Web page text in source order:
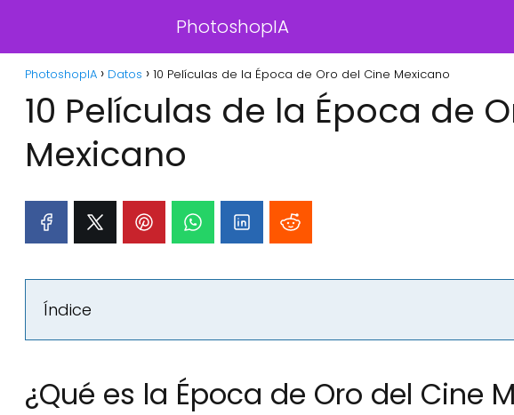
PhotoshopIA
PhotoshopIA Datos 10 Películas de la Época de Oro del Cine Mexicano
10 Películas de la Época de
Mexicano
Índice
¿Qué es la Época de Oro del Cine